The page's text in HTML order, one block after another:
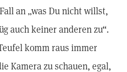
an „was Du nicht willst,
auch keiner anderen zu“.
komm raus immer
Kamera zu schauen, egal,